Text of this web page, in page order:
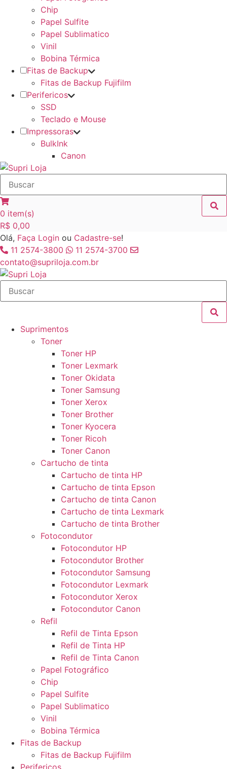
Chip
Papel Sulfite
Papel Sublimatico
Vinil
Bobina Térmica
Fitas de Backup
Fitas de Backup Fujifilm
Perifericos
SSD
Teclado e Mouse
Impressoras
BulkInk
Canon
0 item(s)
R$ 0,00
Olá, Faça Login ou Cadastre-se!
11 2574-3800
11 2574-3700
contato@supriloja.com.br
Suprimentos
Toner
Toner HP
Toner Lexmark
Toner Okidata
Toner Samsung
Toner Xerox
Toner Brother
Toner Kyocera
Toner Ricoh
Toner Canon
Cartucho de tinta
Cartucho de tinta HP
Cartucho de tinta Epson
Cartucho de tinta Canon
Cartucho de tinta Lexmark
Cartucho de tinta Brother
Fotocondutor
Fotocondutor HP
Fotocondutor Brother
Fotocondutor Samsung
Fotocondutor Lexmark
Fotocondutor Xerox
Fotocondutor Canon
Refil
Refil de Tinta Epson
Refil de Tinta HP
Refil de Tinta Canon
Papel Fotográfico
Chip
Papel Sulfite
Papel Sublimatico
Vinil
Bobina Térmica
Fitas de Backup
Fitas de Backup Fujifilm
Perifericos